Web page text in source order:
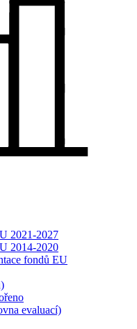
2021-2027
2014-2020
fondů EU
evaluací)